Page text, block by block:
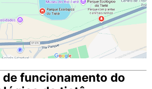
de funcionamento?
todos os dias , das 6h às 17h. Já o
o Museu do Tietê operam
8h30 e 16h30.
nos lagos ou no rio?
ativasno parque atualmente; a
foi posteriormente aterrada.